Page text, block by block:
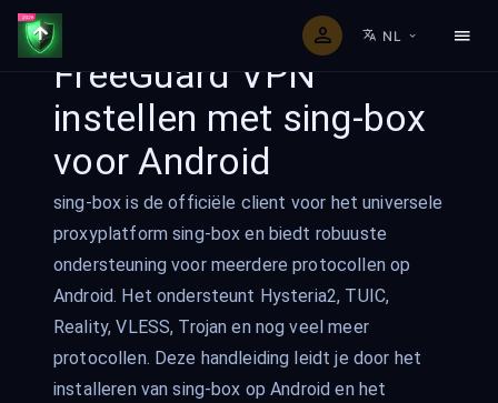
NL
FreeGuard VPN
instellen met sing-box
voor Android
sing-box is de officiële client voor het universele
proxyplatform sing-box en biedt robuuste
ondersteuning voor meerdere protocollen op
Android. Het ondersteunt Hysteria2, TUIC,
Reality, VLESS, Trojan en nog veel meer
protocollen. Deze handleiding leidt je door het
installeren van sing-box op Android en het